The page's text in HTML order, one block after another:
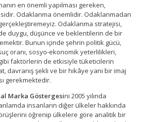
en önemli yapılması gereken,
Odaklanma önemlidir. Odaklanmadan
Odaklanma stratejisi,
duygu, düşünce ve beklentilerin de bir
Bunun içinde şehrin politik gücü,
oranı, sosyo-ekonomik yeterlilikleri,
faktörlerin de etkisiyle tüketicilerin
davranış şekli ve bir hikâye yani bir imaj
gerekmektedir.
Marka Göstergesini 2005 yılında
insanların diğer ülkeler hakkında
öğrenip ülkelere göre analitik bir